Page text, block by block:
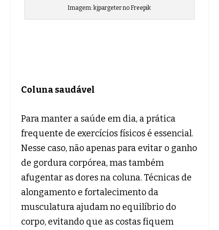
Imagem: kjpargeter no Freepik
Coluna saudável
Para manter a saúde em dia, a prática
frequente de exercícios físicos é essencial.
Nesse caso, não apenas para evitar o ganho
de gordura corpórea, mas também
afugentar as dores na coluna. Técnicas de
alongamento e fortalecimento da
musculatura ajudam no equilíbrio do
corpo, evitando que as costas fiquem